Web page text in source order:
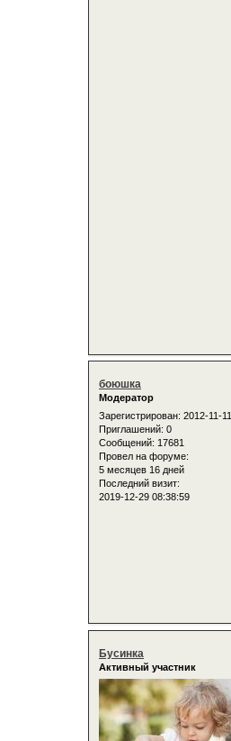
боюшка
Модератор
Зарегистрирован: 2012-11-11
Приглашений: 0
Сообщений: 17681
Провел на форуме:
5 месяцев 16 дней
Последний визит:
2019-12-29 08:38:59
Бусинка
Активный участник